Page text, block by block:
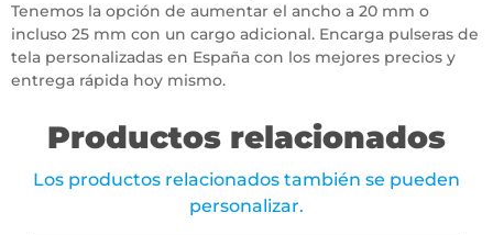
Tenemos la opción de aumentar el ancho a 20 mm o
incluso 25 mm con un cargo adicional. Encarga pulseras de
tela personalizadas en España con los mejores precios y
entrega rápida hoy mismo.
Productos relacionados
Los productos relacionados también se pueden
personalizar.